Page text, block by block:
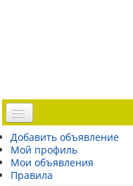
Доска объявлений
Погода Эстонии
Открытки
Добавить объявление
Мой профиль
Мои объявления
Правила